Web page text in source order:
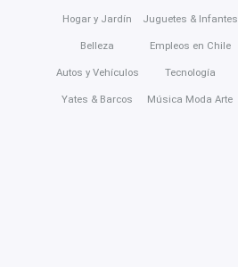
Hogar y Jardín
Belleza
Autos y Vehículos
Yates & Barcos
Juguetes & Infantes
Empleos en Chile
Tecnología
Música Moda Arte